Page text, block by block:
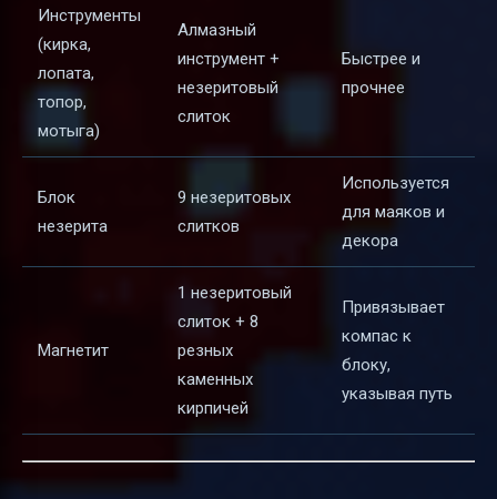
Инструменты
(кирка,
лопата,
топор,
мотыга)
Алмазный
инструмент +
незеритовый
слиток
Быстрее и
прочнее
Блок
незерита
9 незеритовых
слитков
Используется
для маяков и
декора
Магнетит
1 незеритовый
слиток + 8
резных
каменных
кирпичей
Привязывает
компас к
блоку,
указывая путь